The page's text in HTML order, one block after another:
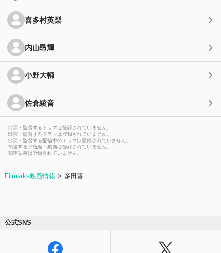
喜多村英梨
内山昂輝
小野大輔
佐倉綾音
出演・監督するドラマは登録されていません。
出演・監督するドラマは登録されていません。
出演・監督する配信中のドラマは登録されていません。
関連する予告編・動画は登録されていません。
関連記事は登録されていません。
Filmarks映画情報 多田葵
公式SNS